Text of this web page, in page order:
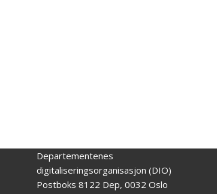
Departementenes
digitaliseringsorganisasjon (DIO)
Postboks 8122 Dep, 0032 Oslo